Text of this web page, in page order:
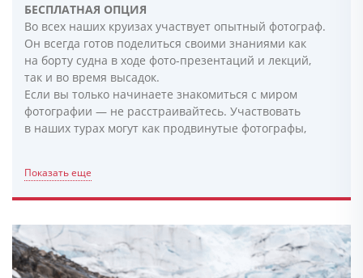
БЕСПЛАТНАЯ ОПЦИЯ
Во всех наших круизах участвует опытный фотограф.
Он всегда готов поделиться своими знаниями как
на борту судна в ходе фото-презентаций и лекций,
так и во время высадок.
Если вы только начинаете знакомиться с миром
фотографии — не расстраивайтесь. Участвовать
в наших турах могут как продвинутые фотографы,
Показать еще